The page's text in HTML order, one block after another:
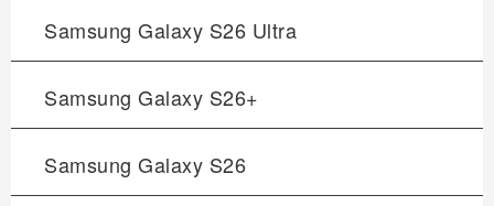
Samsung Galaxy S26 Ultra
Samsung Galaxy S26+
Samsung Galaxy S26